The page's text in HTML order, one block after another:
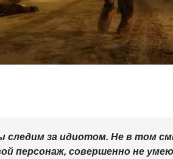
за идиотом. Не в том
персонаж, совершенно не